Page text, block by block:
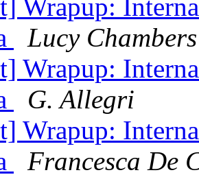
Wrapup:
Lucy Chambers
Wrapup:
G. Allegri
Wrapup:
Francesca De